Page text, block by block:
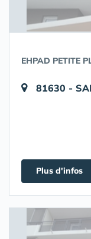
EHPAD PETITE
81630 -
Plus d'infos